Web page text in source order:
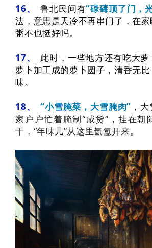
16、鲁北民间有“碌碡顶了门，
法，意思是天冷不再串门了，在
粥不也挺好吗。
17、 此时，一些地方还有吃大
萝卜加工成的萝卜圆子， 清香无
味。
18、“小雪腌菜，大雪腌肉” ， 大
家户户忙着腌制“咸货”，挂在朝
干， “年味儿”从这里氤氲开来。